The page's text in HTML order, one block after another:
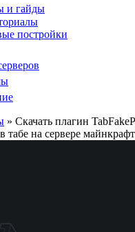
и гайды
постройки
» Скачать плагин
табе на сервере майнкрафт